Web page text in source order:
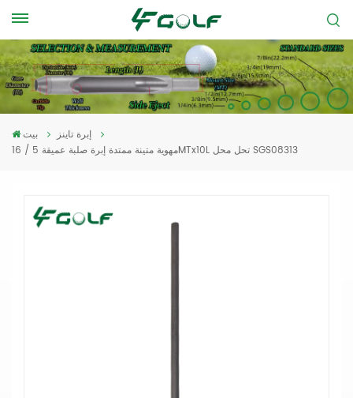
بيت
إبرة تاينز
مهوية متينة ممتدة إبرة صلبة عميقة 5 / 16MTx10L تحل محل SGS08313